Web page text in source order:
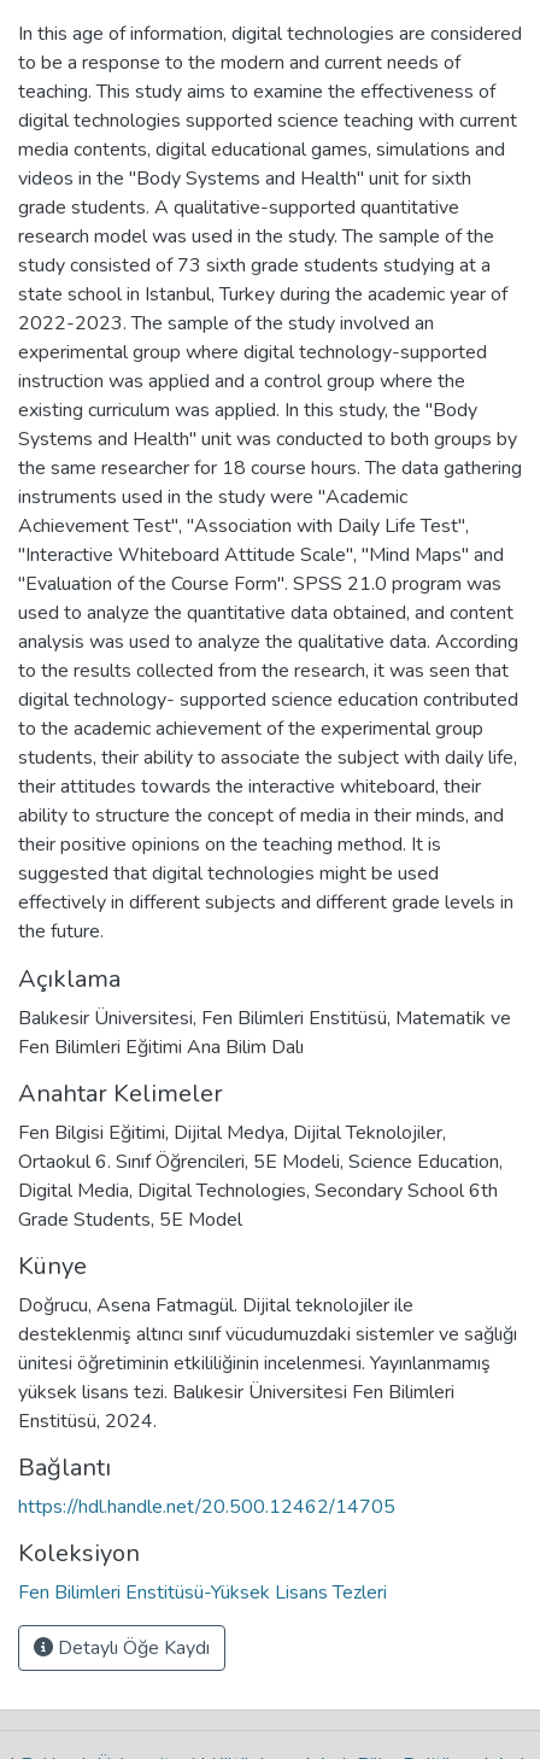
In this age of information, digital technologies are considered
to be a response to the modern and current needs of
teaching. This study aims to examine the effectiveness of
digital technologies supported science teaching with current
media contents, digital educational games, simulations and
videos in the "Body Systems and Health" unit for sixth
grade students. A qualitative-supported quantitative
research model was used in the study. The sample of the
study consisted of 73 sixth grade students studying at a
state school in Istanbul, Turkey during the academic year of
2022-2023. The sample of the study involved an
experimental group where digital technology-supported
instruction was applied and a control group where the
existing curriculum was applied. In this study, the "Body
Systems and Health" unit was conducted to both groups by
the same researcher for 18 course hours. The data gathering
instruments used in the study were "Academic
Achievement Test", "Association with Daily Life Test",
"Interactive Whiteboard Attitude Scale", "Mind Maps" and
"Evaluation of the Course Form". SPSS 21.0 program was
used to analyze the quantitative data obtained, and content
analysis was used to analyze the qualitative data. According
to the results collected from the research, it was seen that
digital technology- supported science education contributed
to the academic achievement of the experimental group
students, their ability to associate the subject with daily life,
their attitudes towards the interactive whiteboard, their
ability to structure the concept of media in their minds, and
their positive opinions on the teaching method. It is
suggested that digital technologies might be used
effectively in different subjects and different grade levels in
the future.
Açıklama
Balıkesir Üniversitesi, Fen Bilimleri Enstitüsü, Matematik ve
Fen Bilimleri Eğitimi Ana Bilim Dalı
Anahtar Kelimeler
Fen Bilgisi Eğitimi, Dijital Medya, Dijital Teknolojiler,
Ortaokul 6. Sınıf Öğrencileri, 5E Modeli, Science Education,
Digital Media, Digital Technologies, Secondary School 6th
Grade Students, 5E Model
Künye
Doğrucu, Asena Fatmagül. Dijital teknolojiler ile
desteklenmiş altıncı sınıf vücudumuzdaki sistemler ve sağlığı
ünitesi öğretiminin etkililiğinin incelenmesi. Yayınlanmamış
yüksek lisans tezi. Balıkesir Üniversitesi Fen Bilimleri
Enstitüsü, 2024.
Bağlantı
https://hdl.handle.net/20.500.12462/14705
Koleksiyon
Fen Bilimleri Enstitüsü-Yüksek Lisans Tezleri
Detaylı Öğe Kaydı